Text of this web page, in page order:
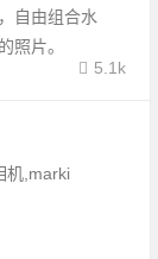
自由组合水
照片。
5.1k
机,marki